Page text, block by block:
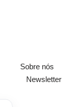
Sobre nós
Newsletter